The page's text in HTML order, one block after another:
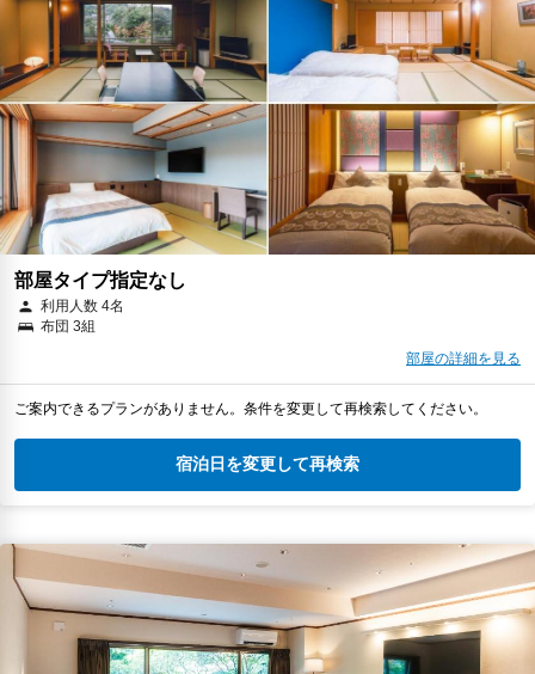
部屋タイプ指定なし
利用人数 4名
布団 3組
部屋の詳細を見る
ご案内できるプランがありません。条件を変更して再検索してください。
宿泊日を変更して再検索